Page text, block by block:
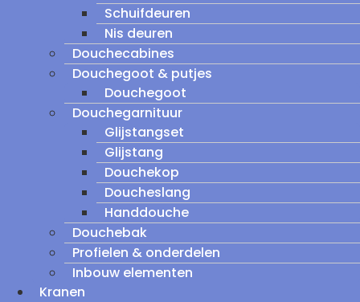
Schuifdeuren
Nis deuren
Douchecabines
Douchegoot & putjes
Douchegoot
Douchegarnituur
Glijstangset
Glijstang
Douchekop
Doucheslang
Handdouche
Douchebak
Profielen & onderdelen
Inbouw elementen
Kranen